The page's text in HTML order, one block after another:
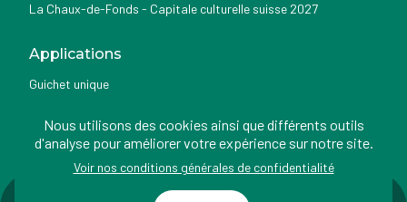
La Chaux-de-Fonds - Capitale culturelle suisse 2027
Applications
Guichet unique
Nemo news
Nous utilisons des cookies ainsi que différents outils
d'analyse pour améliorer votre expérience sur notre site.
Voir nos conditions générales de confidentialité